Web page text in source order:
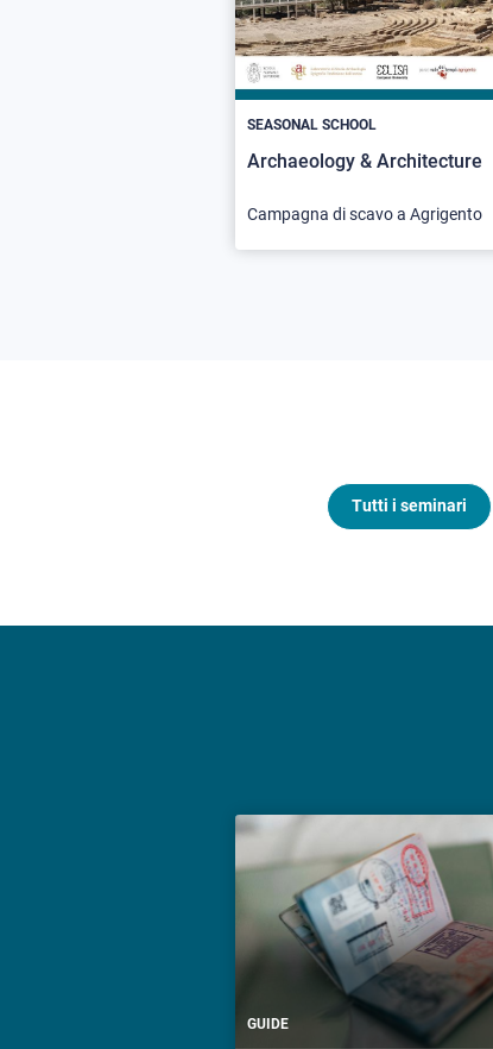
SEASONAL SCHOOL
Archaeology & Architecture
Campagna di scavo a Agrigento
Tutti i seminari
GUIDE